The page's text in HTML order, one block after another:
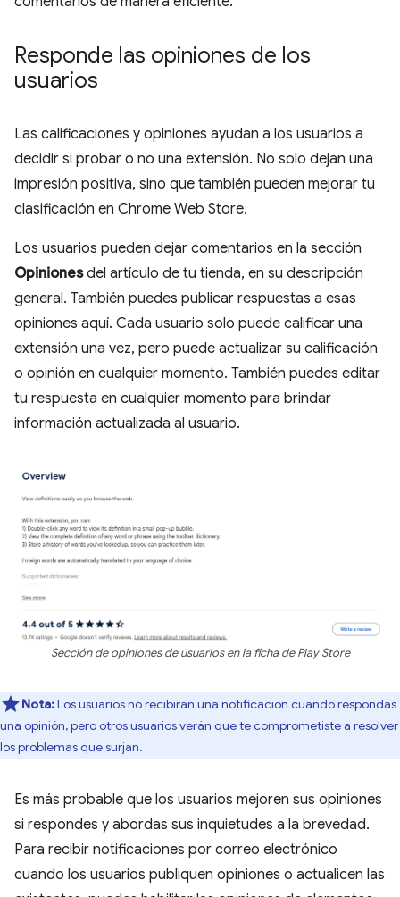
Responde las opiniones de los
usuarios
Las calificaciones y opiniones ayudan a los usuarios a
decidir si probar o no una extensión. No solo dejan una
impresión positiva, sino que también pueden mejorar tu
clasificación en Chrome Web Store.
Los usuarios pueden dejar comentarios en la sección
Opinionesdel artículo de tu tienda, en su descripción
general. También puedes publicar respuestas a esas
opiniones aquí. Cada usuario solo puede calificar una
extensión una vez, pero puede actualizar su calificación
o opinión en cualquier momento. También puedes editar
tu respuesta en cualquier momento para brindar
información actualizada al usuario.
Sección de opiniones de usuarios en la ficha de Play Store
Nota:Los usuarios no recibirán una notificación cuando respondas
una opinión, pero otros usuarios verán que te comprometiste a resolver
los problemas que surjan.
Es más probable que los usuarios mejoren sus opiniones
si respondes y abordas sus inquietudes a la brevedad.
Para recibir notificaciones por correo electrónico
cuando los usuarios publiquen opiniones o actualicen las